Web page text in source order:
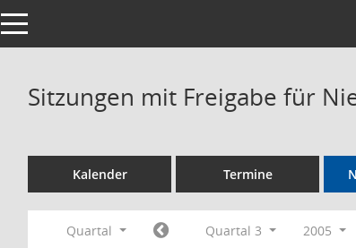
Toggle navigation
Sitzungen mit Freigabe für
Kalender Termine
Quartal Quartal 3 2005